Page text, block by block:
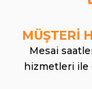
MÜŞTERİ
Mesai
hizmetleri ile